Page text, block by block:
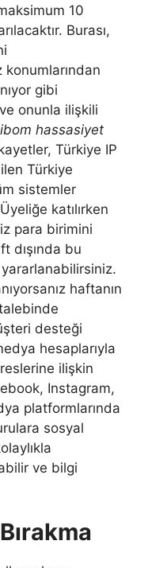
10
Burası,
gibi
onunla ilişkili
hassasiyet
Türkiye IP
Türkiye
sistemler
katılırken
para birimini
dışında bu
haftanın
desteği
hesaplarıyla
ilişkin
Instagram,
platformlarında
sosyal
ve bilgi